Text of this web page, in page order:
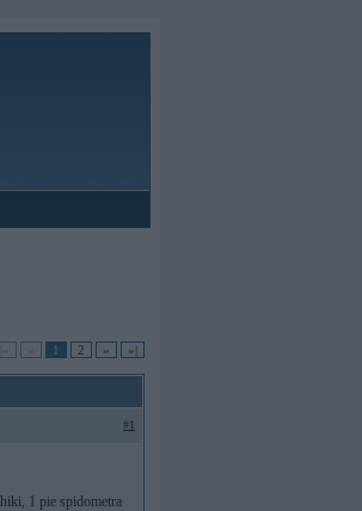
|« « 1 2 » »|
#1
1 pie spidometra